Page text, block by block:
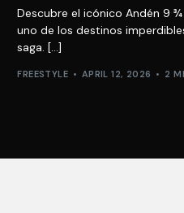
Descubre el icónico Andén 9
uno de los destinos
saga. […]
FREESTYLE APRIL 12, 2026 2